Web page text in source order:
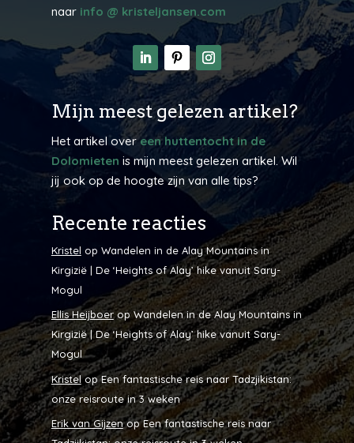
naar info @ kristeljansen.com
Mijn meest gelezen artikel?
Het artikel overeen huttentocht in de
Dolomieten is mijn meest gelezen artikel. Wil
jij ook op de hoogte zijn van alle tips?
Recente reacties
Kristel op Wandelen in de Alay Mountains in
Kirgizië | De ‘Heights of Alay’ hike vanuit Sary-
Mogul
Ellis Heijboerop Wandelen in de Alay Mountains in
Kirgizië | De ‘Heights of Alay’ hike vanuit Sary-
Mogul
KristelopEen fantastische reis naar Tadzjikistan:
onze reisroute in 3 weken
Erik van GijzenopEen fantastische reis naar